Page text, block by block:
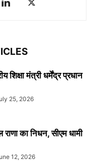
शिक्षा मंत्री धर्मेंद्र प्रधान
25, 2026
का निधन, सीएम धामी
12, 2026